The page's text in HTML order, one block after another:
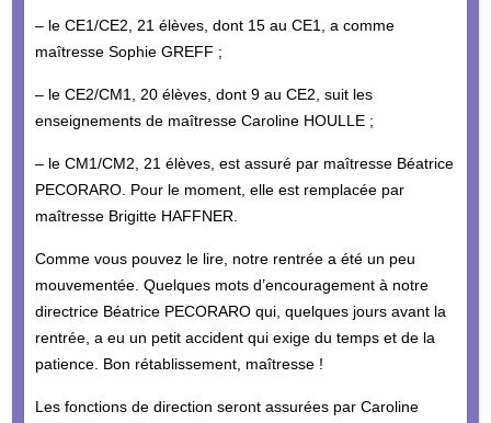
– le CE1/CE2, 21 élèves, dont 15 au CE1, a comme
maîtresse Sophie GREFF ;
– le CE2/CM1, 20 élèves, dont 9 au CE2, suit les
enseignements de maîtresse Caroline HOULLE ;
– le CM1/CM2, 21 élèves, est assuré par maîtresse Béatrice
PECORARO. Pour le moment, elle est remplacée par
maîtresse Brigitte HAFFNER.
Comme vous pouvez le lire, notre rentrée a été un peu
mouvementée. Quelques mots d’encouragement à notre
directrice Béatrice PECORARO qui, quelques jours avant la
rentrée, a eu un petit accident qui exige du temps et de la
patience. Bon rétablissement, maîtresse !
Les fonctions de direction seront assurées par Caroline